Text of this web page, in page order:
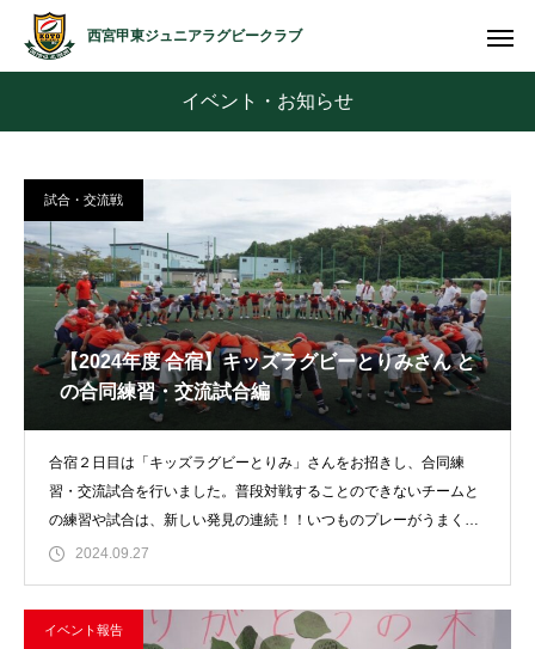
西宮甲東ジュニアラグビークラブ
イベント・お知らせ
試合・交流戦
【2024年度 合宿】キッズラグビーとりみさん と
の合同練習・交流試合編
合宿２日目は「キッズラグビーとりみ」さんをお招きし、合同練
習・交流試合を行いました。普段対戦することのできないチームと
の練習や試合は、新しい発見の連続！！いつものプレーがうまく出
せなかったり
2024.09.27
イベント報告